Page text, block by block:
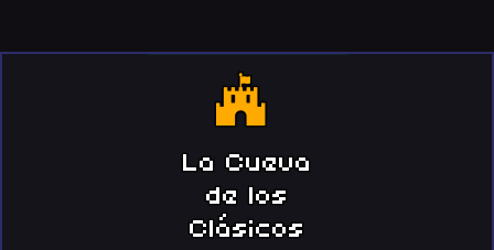
La Cueva
de los
Clásicos